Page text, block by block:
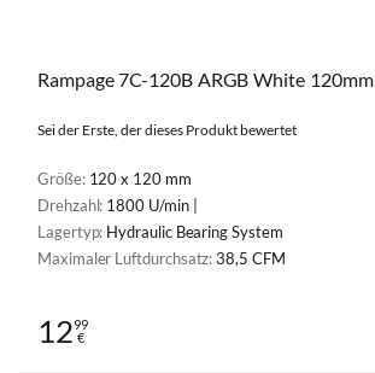
Rampage 7C-120B ARGB White 120mm
Sei der Erste, der dieses Produkt bewertet
Größe: 120 x 120 mm
Drehzahl: 1800 U/min |
Lagertyp: Hydraulic Bearing System
Maximaler Luftdurchsatz:38,5 CFM
1299
€